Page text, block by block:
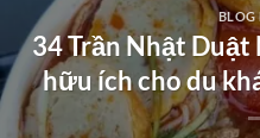
BLOG
34 Trần Nhật Duật
hữu ích cho du